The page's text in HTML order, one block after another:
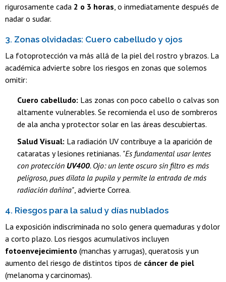
rigurosamente cada 2 o 3 horas , o inmediatamente después de
nadar o sudar.
3. Zonas olvidadas: Cuero cabelludo y ojos
La fotoprotección va más allá de la piel del rostro y brazos. La
académica advierte sobre los riesgos en zonas que solemos
omitir:
Cuero cabelludo: Las zonas con poco cabello o calvas son
altamente vulnerables. Se recomienda el uso de sombreros
de ala ancha y protector solar en las áreas descubiertas.
Salud Visual: La radiación UV contribuye a la aparición de
cataratas y lesiones retinianas. "Es fundamental usar lentes
con protección UV400. Ojo: un lente oscuro sin filtro es más
peligroso, pues dilata la pupila y permite la entrada de más
radiación dañina" , advierte Correa.
4. Riesgos para la salud y días nublados
La exposición indiscriminada no solo genera quemaduras y dolor
a corto plazo. Los riesgos acumulativos incluyen
fotoenvejecimiento (manchas y arrugas), queratosis y un
aumento del riesgo de distintos tipos de cáncer de piel
(melanoma y carcinomas).